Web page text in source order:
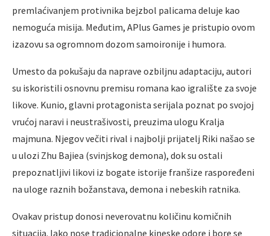
premlaćivanjem protivnika bejzbol palicama deluje kao
nemoguća misija. Međutim, APlus Games je pristupio ovom
izazovu sa ogromnom dozom samoironije i humora.
Umesto da pokušaju da naprave ozbiljnu adaptaciju, autori
su iskoristili osnovnu premisu romana kao igralište za svoje
likove. Kunio, glavni protagonista serijala poznat po svojoj
vrućoj naravi i neustrašivosti, preuzima ulogu Kralja
majmuna. Njegov večiti rival i najbolji prijatelj Riki našao se
u ulozi Zhu Bajiea (svinjskog demona), dok su ostali
prepoznatljivi likovi iz bogate istorije franšize raspoređeni
na uloge raznih božanstava, demona i nebeskih ratnika.
Ovakav pristup donosi neverovatnu količinu komičnih
situacija. Iako nose tradicionalne kineske odore i bore se